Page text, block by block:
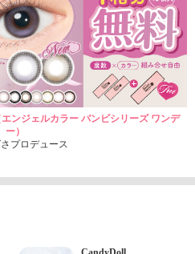
ンジェルカラー バンビシリーズ ワンデ
ー）
プロデュース